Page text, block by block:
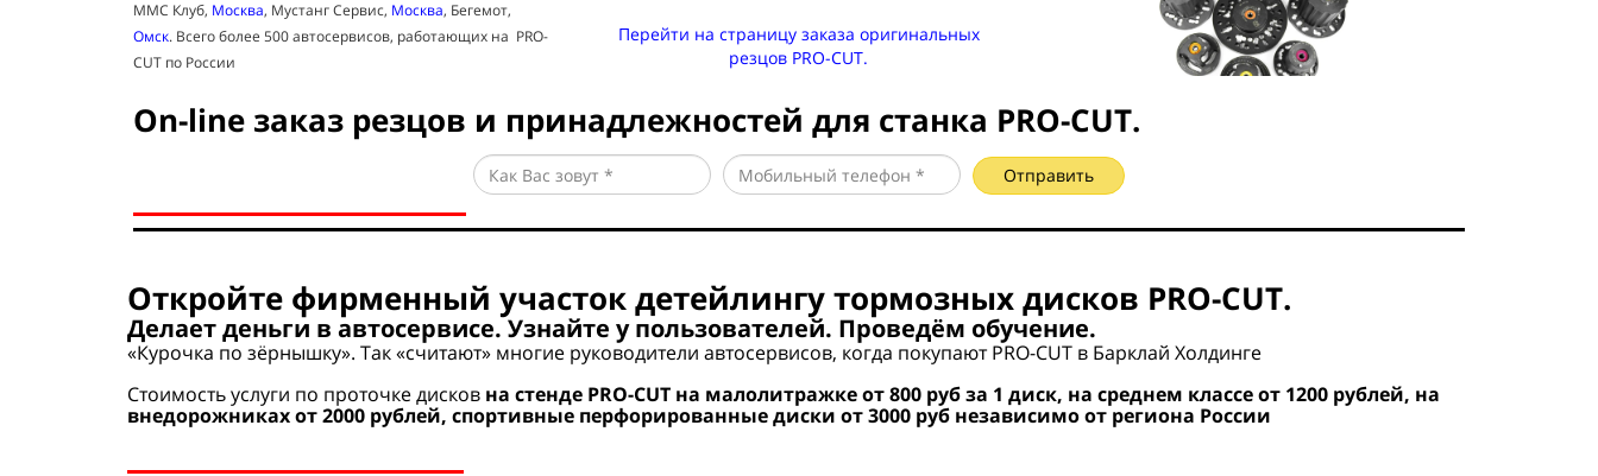
ММС Клуб, Москва, Мустанг Сервис, Москва, Бегемот,
Омск. Всего более 500 автосервисов, работающих на PRO-
CUT по России
Перейти на страницу заказа оригинальных
резцов PRO-CUT.
On-line заказ резцов и принадлежностей для станка PRO-CUT.
Отправить
Откройте фирменный участок детейлингу тормозных дисков PRO-CUT.
Делает деньги в автосервисе. Узнайте у пользователей. Проведём обучение.
«Курочка по зёрнышку». Так «считают» многие руководители автосервисов, когда покупают PRO-CUT в Барклай Холдинге
Стоимость услуги по проточке дисков на стенде PRO-CUT на малолитражке от 800 руб за 1 диск, на среднем классе от 1200 рублей, на
внедорожниках от 2000 рублей, спортивные перфорированные диски от 3000 руб независимо от региона России